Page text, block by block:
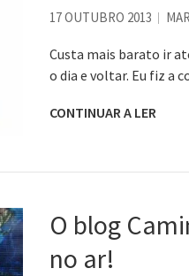
17 OUTUBRO 2013
Custa mais barato ir
o dia e voltar. Eu fiz a
CONTINUAR A LER
O blog
no ar!